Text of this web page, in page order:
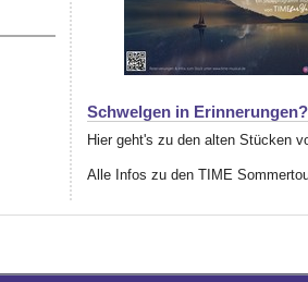
Schwelgen in Erinnerungen?
Hier geht's zu den alten Stücken
Alle Infos zu den TIME